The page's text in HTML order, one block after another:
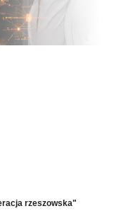
rzeszowska"